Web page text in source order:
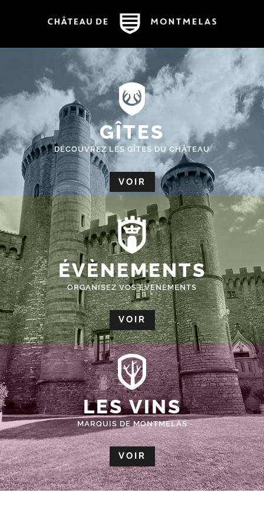
GÎTES
DÉCOUVREZ LES GÎTES DU CHÂTEAU
VOIR
ÉVÈNEMENTS
ORGANISEZ VOS EVENEMENTS
VOIR
LES VINS
MARQUIS DE MONTMELAS
VOIR